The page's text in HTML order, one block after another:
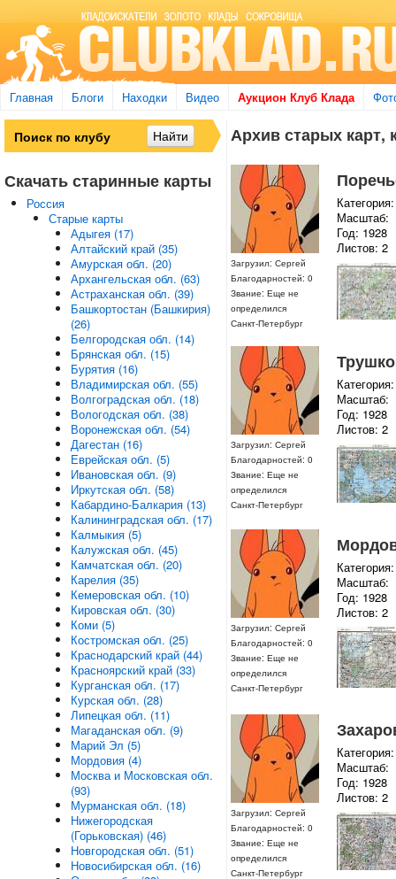
Главная Блоги Находки Видео Аукцион Клуб Клада
Архив старых карт,
Загрузил: Сергей
Благодарностей: 0
Звание: Еще не
определился
Санкт-Петербург
Масштаб:
Год: 1928
Листов: 2
Загрузил: Сергей
Благодарностей: 0
Звание: Еще не
определился
Санкт-Петербург
Масштаб:
Год: 1928
Листов: 2
Загрузил: Сергей
Благодарностей: 0
Звание: Еще не
определился
Санкт-Петербург
Масштаб:
Год: 1928
Листов: 2
Загрузил: Сергей
Благодарностей: 0
Звание: Еще не
определился
Санкт-Петербург
Масштаб:
Год: 1928
Листов: 2
Скачать старинные карты
Россия
Старые карты
Адыгея (17)
Алтайский край (35)
Амурская обл. (20)
Архангельская обл. (63)
Астраханская обл. (39)
Башкортостан (Башкирия)
(26)
Белгородская обл. (14)
Брянская обл. (15)
Бурятия (16)
Владимирская обл. (55)
Волгоградская обл. (18)
Вологодская обл. (38)
Воронежская обл. (54)
Дагестан (16)
Еврейская обл. (5)
Ивановская обл. (9)
Иркутская обл. (58)
Кабардино-Балкария (13)
Калининградская обл. (17)
Калмыкия (5)
Калужская обл. (45)
Камчатская обл. (20)
Карелия (35)
Кемеровская обл. (10)
Кировская обл. (30)
Коми (5)
Костромская обл. (25)
Краснодарский край (44)
Красноярский край (33)
Курганская обл. (17)
Курская обл. (28)
Липецкая обл. (11)
Магаданская обл. (9)
Марий Эл (5)
Мордовия (4)
Москва и Московская обл.
(93)
Мурманская обл. (18)
Нижегородская
(Горьковская) (46)
Новгородская обл. (51)
Новосибирская обл. (16)